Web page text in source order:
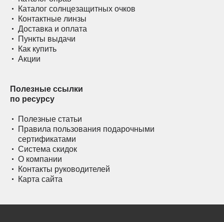
Каталог солнцезащитных очков
Контактные линзы
Доставка и оплата
Пункты выдачи
Как купить
Акции
Полезные ссылки
по ресурсу
Полезные статьи
Правила пользования подарочными
сертификатами
Система скидок
О компании
Контакты руководителей
Карта сайта